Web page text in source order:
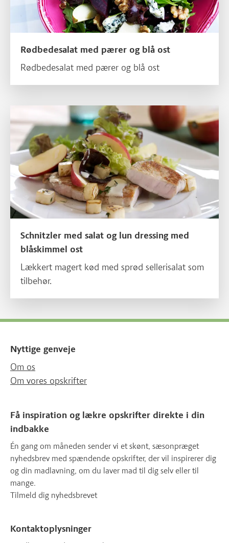
Rødbedesalat med pærer og blå ost
Rødbedesalat med pærer og blå ost
Læs mere om Schnitzler med salat og lun dressing med
Schnitzler med salat og lun dressing med
blåskimmel ost
Lækkert magert kød med sprød sellerisalat som
tilbehør.
Nyttige genveje
Om os
Om vores opskrifter
Få inspiration og lækre opskrifter direkte i din
indbakke
Én gang om måneden sender vi et skønt, sæsonpræget
nyhedsbrev med spændende opskrifter, der vil inspirerer dig
og din madlavning, om du laver mad til dig selv eller til
mange.
Tilmeld dig nyhedsbrevet
Kontaktoplysninger